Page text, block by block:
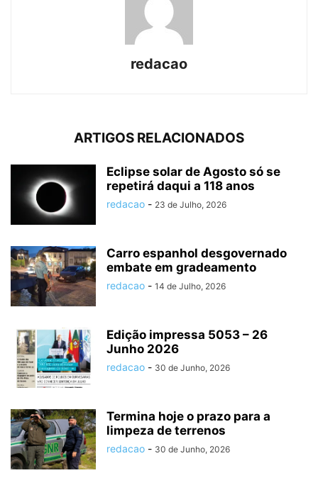
redacao
ARTIGOS RELACIONADOS
Eclipse solar de Agosto só se
repetirá daqui a 118 anos
redacao - 23 de Julho, 2026
Carro espanhol desgovernado
embate em gradeamento
redacao - 14 de Julho, 2026
Edição impressa 5053 – 26
Junho 2026
redacao - 30 de Junho, 2026
Termina hoje o prazo para a
limpeza de terrenos
redacao - 30 de Junho, 2026